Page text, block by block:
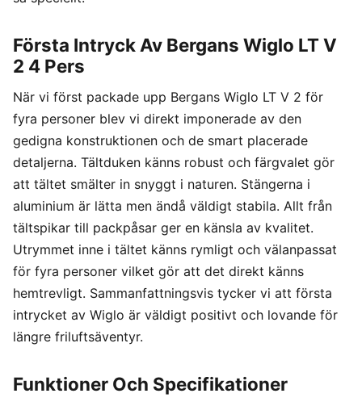
Första Intryck Av Bergans Wiglo LT V
2 4 Pers
När vi först packade upp Bergans Wiglo LT V 2 för
fyra personer blev vi direkt imponerade av den
gedigna konstruktionen och de smart placerade
detaljerna. Tältduken känns robust och färgvalet gör
att tältet smälter in snyggt i naturen. Stängerna i
aluminium är lätta men ändå väldigt stabila. Allt från
tältspikar till packpåsar ger en känsla av kvalitet.
Utrymmet inne i tältet känns rymligt och välanpassat
för fyra personer vilket gör att det direkt känns
hemtrevligt. Sammanfattningsvis tycker vi att första
intrycket av Wiglo är väldigt positivt och lovande för
längre friluftsäventyr.
Funktioner Och Specifikationer